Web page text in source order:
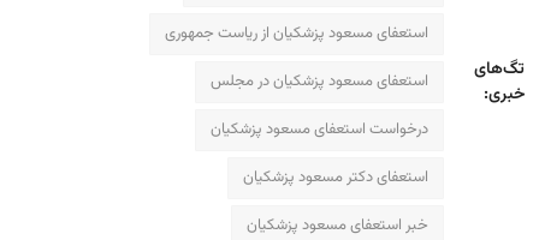
تگ‌های
خبری:
استعفای مسعود پزشکیان از ریاست جمهوری
استعفای مسعود پزشکیان در مجلس
درخواست استعفای مسعود پزشکیان
استعفای دکتر مسعود پزشکیان
خبر استعفای مسعود پزشکیان